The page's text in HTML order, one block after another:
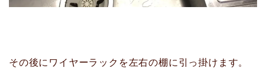
その後にワイヤーラックを左右の棚に引っ掛けます。